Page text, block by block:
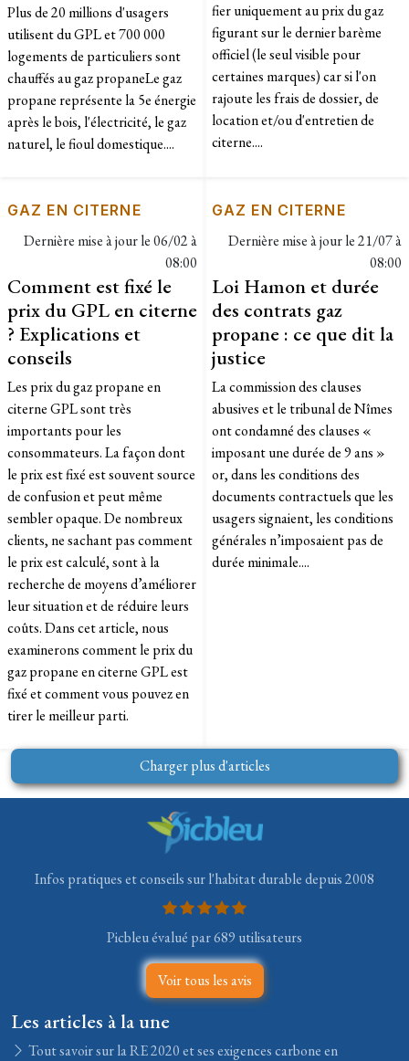
Plus de 20 millions d'usagers
utilisent du GPL et 700 000
logements de particuliers sont
chauffés au gaz propaneLe gaz
propane représente la 5e énergie
après le bois, l'électricité, le gaz
naturel, le fioul domestique....
fier uniquement au prix du gaz
figurant sur le dernier barème
officiel (le seul visible pour
certaines marques) car si l'on
rajoute les frais de dossier, de
location et/ou d'entretien de
citerne....
GAZ EN CITERNE
Dernière mise à jour le06/02 à
08:00
Comment est fixé le
prix du GPL en citerne
? Explications et
conseils
Les prix du gaz propane en
citerne GPL sont très
importants pour les
consommateurs. La façon dont
le prix est fixé est souvent source
de confusion et peut même
sembler opaque. De nombreux
clients, ne sachant pas comment
le prix est calculé, sont à la
recherche de moyens d’améliorer
leur situation et de réduire leurs
coûts. Dans cet article, nous
examinerons comment le prix du
gaz propane en citerne GPL est
fixé et comment vous pouvez en
tirer le meilleur parti.
GAZ EN CITERNE
Dernière mise à jour le21/07 à
08:00
Loi Hamon et durée
des contrats gaz
propane : ce que dit la
justice
La commission des clauses
abusives et le tribunal de Nîmes
ont condamné des clauses «
imposant une durée de 9 ans »
or, dans les conditions des
documents contractuels que les
usagers signaient, les conditions
générales n’imposaient pas de
durée minimale....
Charger plus d'articles
Infos pratiques et conseils sur l'habitat durable depuis 2008
Picbleu évalué par 689 utilisateurs
Voir tous les avis
Les articles à la une
Tout savoir sur la RE 2020 et ses exigences carbone en